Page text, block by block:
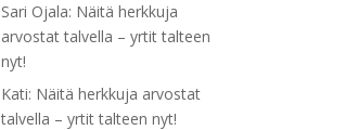
Sari Ojala: Näitä herkkuja
arvostat talvella – yrtit talteen
nyt!
Kati: Näitä herkkuja arvostat
talvella – yrtit talteen nyt!